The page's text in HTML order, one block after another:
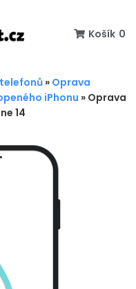
Košík 0
» Oprava
iPhonu » Oprava
14